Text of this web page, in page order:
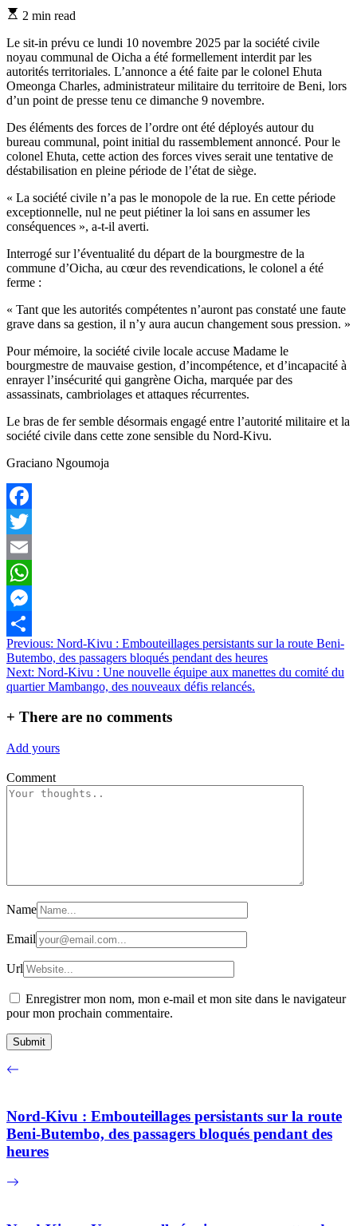
Estimated
time
2 min read
Le sit-in prévu ce lundi 10 novembre 2025 par la société civile
noyau communal de Oicha a été formellement interdit par les
autorités territoriales. L’annonce a été faite par le colonel Ehuta
Omeonga Charles, administrateur militaire du territoire de Beni, lors
d’un point de presse tenu ce dimanche 9 novembre.
Des éléments des forces de l’ordre ont été déployés autour du
bureau communal, point initial du rassemblement annoncé. Pour le
colonel Ehuta, cette action des forces vives serait une tentative de
déstabilisation en pleine période de l’état de siège.
« La société civile n’a pas le monopole de la rue. En cette période
exceptionnelle, nul ne peut piétiner la loi sans en assumer les
conséquences », a-t-il averti.
Interrogé sur l’éventualité du départ de la bourgmestre de la
commune d’Oicha, au cœur des revendications, le colonel a été
ferme :
« Tant que les autorités compétentes n’auront pas constaté une faute
grave dans sa gestion, il n’y aura aucun changement sous pression. »
Pour mémoire, la société civile locale accuse Madame le
bourgmestre de mauvaise gestion, d’incompétence, et d’incapacité à
enrayer l’insécurité qui gangrène Oicha, marquée par des
assassinats, cambriolages et attaques récurrentes.
Le bras de fer semble désormais engagé entre l’autorité militaire et la
société civile dans cette zone sensible du Nord-Kivu.
Graciano Ngoumoja
Facebook
Twitter
Email
WhatsApp
Messenger
Partager
Navigation
de
l’article
Previous: Nord-Kivu : Embouteillages persistants sur la route Beni-
Butembo, des passagers bloqués pendant des heures
Next: Nord-Kivu : Une nouvelle équipe aux manettes du comité du
quartier Mambango, des nouveaux défis relancés.
+ There are no comments
Add yours
Comment
Name
Email
Url
Enregistrer mon nom, mon e-mail et mon site dans le navigateur
pour mon prochain commentaire.
Nord-Kivu : Embouteillages persistants sur la route
Beni-Butembo, des passagers bloqués pendant des
heures